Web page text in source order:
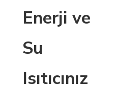
Enerji ve
Su
Isıtıcınız